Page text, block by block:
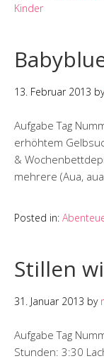
Kinder
13. Februar 2013
Aufgabe Tag
erhöhtem
&
mehrere (Aua,
Posted in:
Stillen
31. Januar 2013 by
Aufgabe Tag
Stunden: 3:30